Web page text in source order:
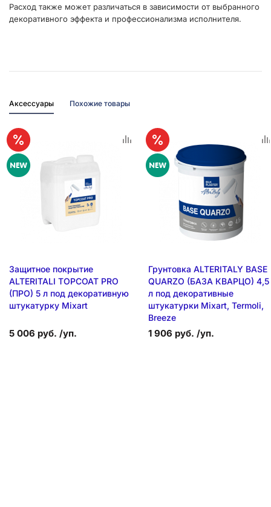
Расход также может различаться в зависимости от выбранного
декоративного эффекта и профессионализма исполнителя.
Аксессуары Похожие товары
Защитное покрытие
ALTERITALI TOPCOAT PRO
(ПРО) 5 л под декоративную
штукатурку Mixart
5 006 руб. /уп.
Грунтовка ALTERITALY BASE
QUARZO (БАЗА КВАРЦО) 4,5
л под декоративные
штукатурки Mixart, Termoli,
Breeze
1 906 руб. /уп.